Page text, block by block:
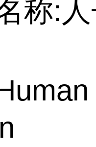
称: